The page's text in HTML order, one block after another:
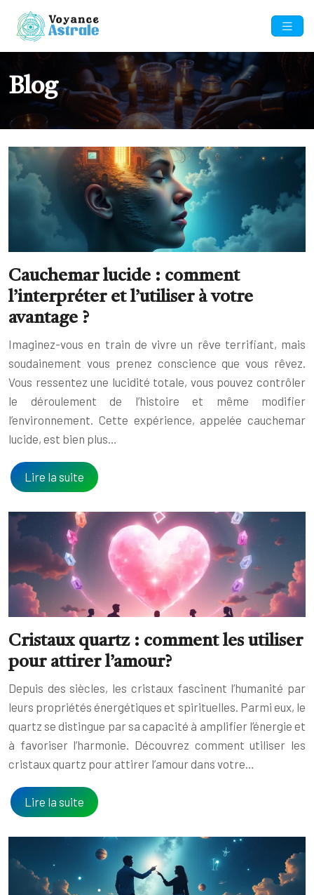
Blog
Cauchemar lucide : comment
l’interpréter et l’utiliser à votre
avantage ?
Imaginez-vous en train de vivre un rêve terrifiant, mais
soudainement vous prenez conscience que vous rêvez.
Vous ressentez une lucidité totale, vous pouvez contrôler
le déroulement de l’histoire et même modifier
l’environnement. Cette expérience, appelée cauchemar
lucide, est bien plus…
Lire la suite
Cristaux quartz : comment les utiliser
pour attirer l’amour?
Depuis des siècles, les cristaux fascinent l’humanité par
leurs propriétés énergétiques et spirituelles. Parmi eux, le
quartz se distingue par sa capacité à amplifier l’énergie et
à favoriser l’harmonie. Découvrez comment utiliser les
cristaux quartz pour attirer l’amour dans votre…
Lire la suite